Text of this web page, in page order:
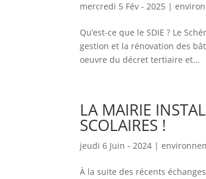
mercredi 5 Fév - 2025 |
Qu’est-ce que le SDIE ? Le
gestion et la rénovation des
oeuvre du décret tertiaire et...
LA MAIRIE
SCOLAIRES !
jeudi 6 Juin - 2024 |
À la suite des récents